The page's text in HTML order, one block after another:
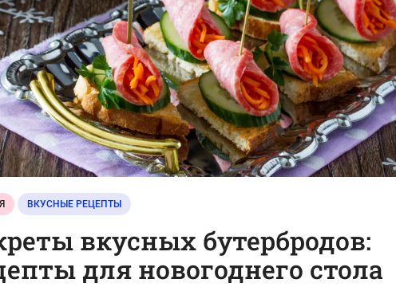
ВКУСНЫЕ РЕЦЕПТЫ
вкусных бутербродов:
для новогоднего стола